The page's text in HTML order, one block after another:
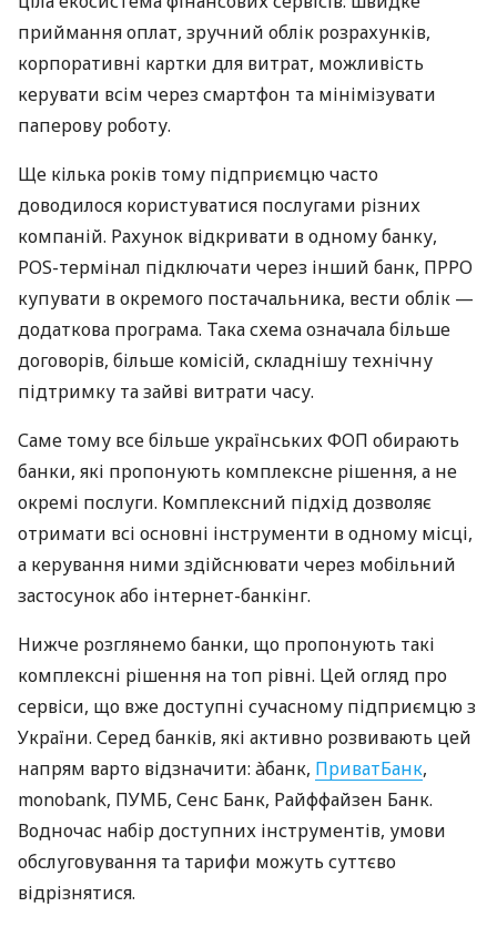
приймання оплат, зручний облік розрахунків,
корпоративні картки для витрат, можливість
керувати всім через смартфон та мінімізувати
паперову роботу.
Ще кілька років тому підприємцю часто
доводилося користуватися послугами різних
компаній. Рахунок відкривати в одному банку,
POS-термінал підключати через інший банк, ПРРО
купувати в окремого постачальника, вести облік —
додаткова програма. Така схема означала більше
договорів, більше комісій, складнішу технічну
підтримку та зайві витрати часу.
Саме тому все більше українських ФОП обирають
банки, які пропонують комплексне рішення, а не
окремі послуги. Комплексний підхід дозволяє
отримати всі основні інструменти в одному місці,
а керування ними здійснювати через мобільний
застосунок або інтернет-банкінг.
Нижче розглянемо банки, що пропонують такі
комплексні рішення на топ рівні. Цей огляд про
сервіси, що вже доступні сучасному підприємцю з
України. Серед банків, які активно розвивають цей
напрям варто відзначити: àбанк, ПриватБанк,
monobank, ПУМБ, Сенс Банк, Райффайзен Банк.
Водночас набір доступних інструментів, умови
обслуговування та тарифи можуть суттєво
відрізнятися.